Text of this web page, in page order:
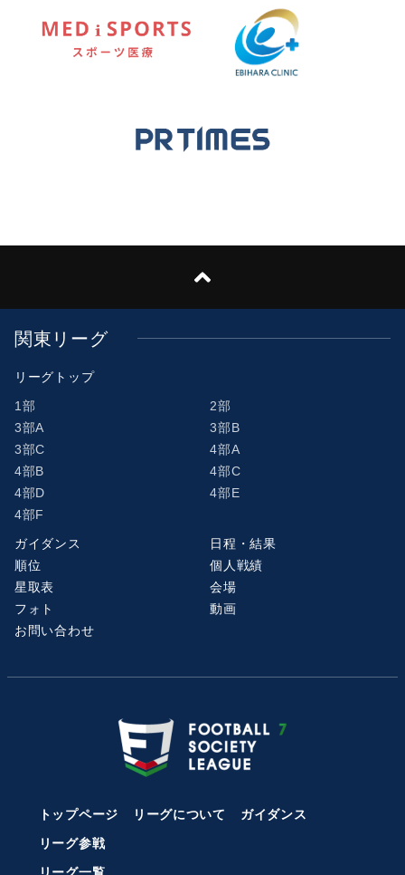
関東リーグ
リーグトップ
1部
2部
3部A
3部B
3部C
4部A
4部B
4部C
4部D
4部E
4部F
ガイダンス
日程・結果
順位
個人戦績
星取表
会場
フォト
動画
お問い合わせ
トップページ リーグについて
ガイダンス
リーグ参戦